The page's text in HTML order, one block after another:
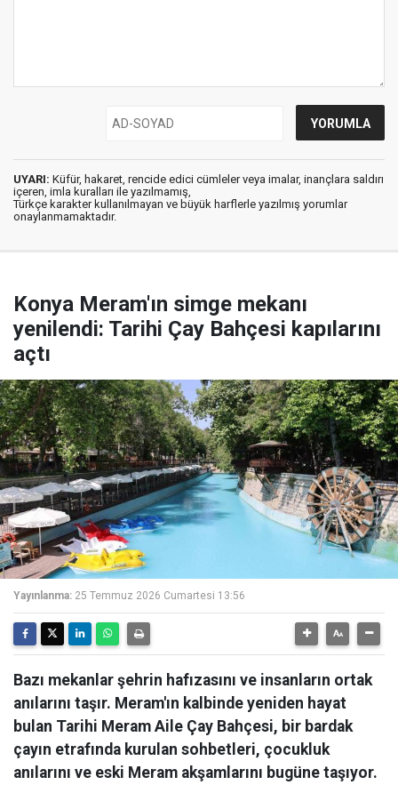
UYARI: Küfür, hakaret, rencide edici cümleler veya imalar, inançlara saldırı
içeren, imla kuralları ile yazılmamış,
Türkçe karakter kullanılmayan ve büyük harflerle yazılmış yorumlar
onaylanmamaktadır.
Konya Meram'ın simge mekanı
yenilendi: Tarihi Çay Bahçesi kapılarını
açtı
Yayınlanma: 25 Temmuz 2026 Cumartesi 13:56
Bazı mekanlar şehrin hafızasını ve insanların ortak
anılarını taşır. Meram'ın kalbinde yeniden hayat
bulan Tarihi Meram Aile Çay Bahçesi, bir bardak
çayın etrafında kurulan sohbetleri, çocukluk
anılarını ve eski Meram akşamlarını bugüne taşıyor.